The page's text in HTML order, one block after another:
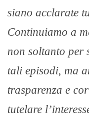
siano acclarate
Continuiamo a
non soltanto per
tali episodi, ma
trasparenza e
tutelare